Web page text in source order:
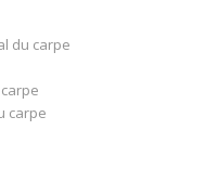
du carpe
carpe